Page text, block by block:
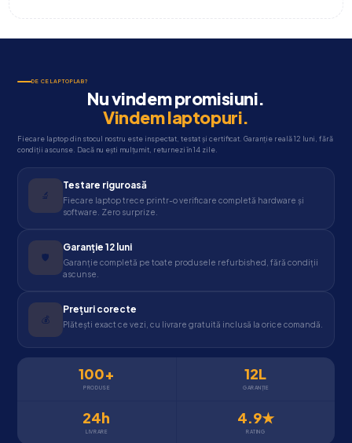
DE CE LAPTOPLAB?
Nu vindem promisiuni.
Vindem laptopuri.
Fiecare laptop din stocul nostru este inspectat, testat și certificat. Garanție reală 12 luni, fără
condiții ascunse. Dacă nu ești mulțumit, returnezi în 14 zile.
🔬
Testare riguroasă
Fiecare laptop trece printr-o verificare completă hardware și
software. Zero surprize.
🛡️
Garanție 12 luni
Garanție completă pe toate produsele refurbished, fără condiții
ascunse.
💰
Prețuri corecte
Plătești exact ce vezi, cu livrare gratuită inclusă la orice comandă.
100+
PRODUSE
12L
GARANȚIE
24h
LIVRARE
4.9★
RATING